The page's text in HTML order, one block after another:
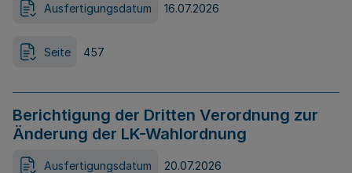
Ausfertigungsdatum 16.07.2026
Seite 457
Berichtigung der Dritten Verordnung zur
Änderung der LK-Wahlordnung
Ausfertigungsdatum 20.07.2026